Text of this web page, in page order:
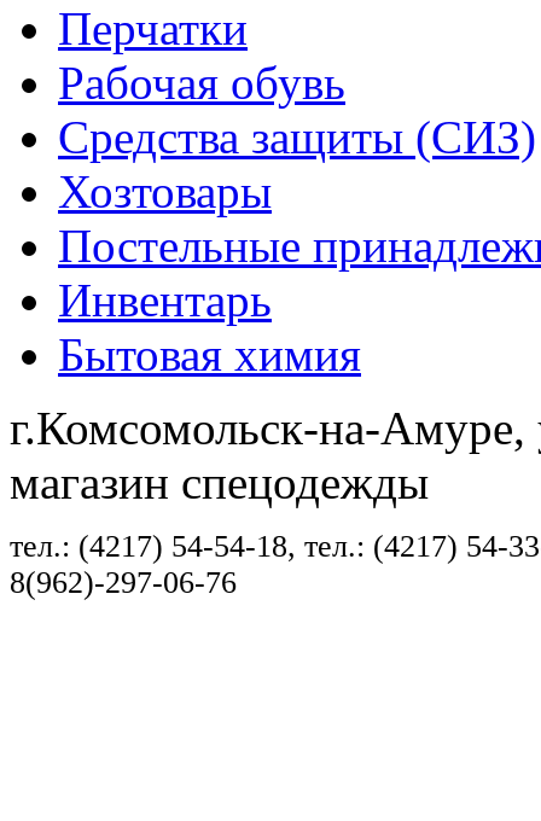
Перчатки
Рабочая обувь
Средства защиты (СИЗ)
Хозтовары
Постельные
Инвентарь
Бытовая химия
г.Комсомольск-на-
магазин спецодежды
тел.: (4217) 54-54-18, тел.: (4217) 54-
8(962)-297-06-76